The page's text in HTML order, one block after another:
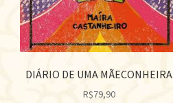
DIÁRIO DE UMA MÃECONHEIRA
R$79,90